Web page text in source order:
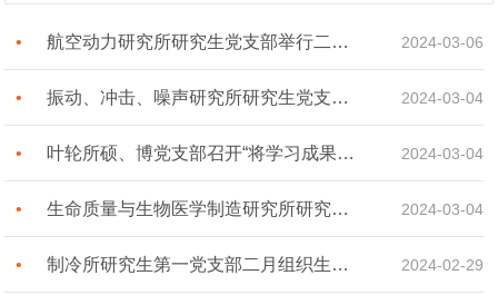
航空动力研究所研究生党支部举行二月党组织生活会[图] 2024-03-06
振动、冲击、噪声研究所研究生党支部召开二月组织生活会[图] 2024-03-04
叶轮所硕、博党支部召开“将学习成果转化为干事创业的强大动力”联合组织生活会[图] 2024-03-04
生命质量与生物医学制造研究所研究生党支部举行二月党组织生活会[图] 2024-03-04
制冷所研究生第一党支部二月组织生活会[图] 2024-02-29